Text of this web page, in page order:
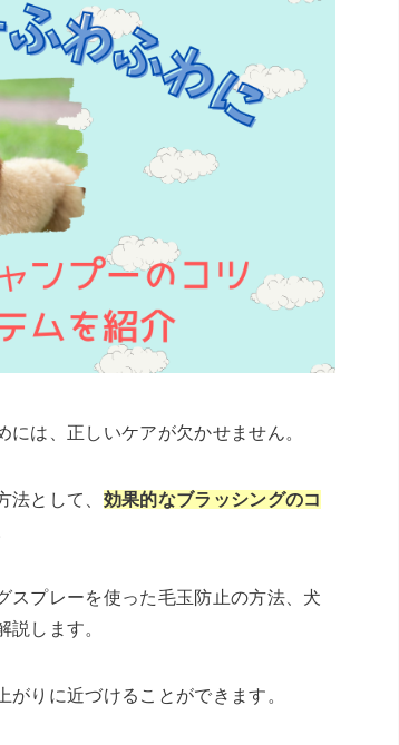
は、正しいケアが欠かせません。
法として、 効果的なブラッシングのコ
スプレーを使った毛玉防止の方法、犬
します。
りに近づけることができます。